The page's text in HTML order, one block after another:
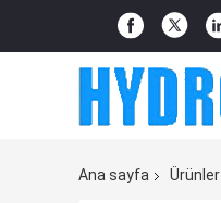
Ana sayfa Ürünler